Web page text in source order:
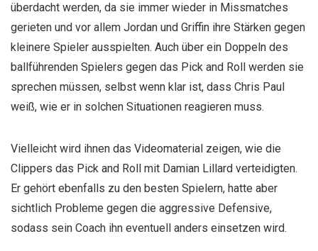
überdacht werden, da sie immer wieder in Missmatches
gerieten und vor allem Jordan und Griffin ihre Stärken gegen
kleinere Spieler ausspielten. Auch über ein Doppeln des
ballführenden Spielers gegen das Pick and Roll werden sie
sprechen müssen, selbst wenn klar ist, dass Chris Paul
weiß, wie er in solchen Situationen reagieren muss.
Vielleicht wird ihnen das Videomaterial zeigen, wie die
Clippers das Pick and Roll mit Damian Lillard verteidigten.
Er gehört ebenfalls zu den besten Spielern, hatte aber
sichtlich Probleme gegen die aggressive Defensive,
sodass sein Coach ihn eventuell anders einsetzen wird.